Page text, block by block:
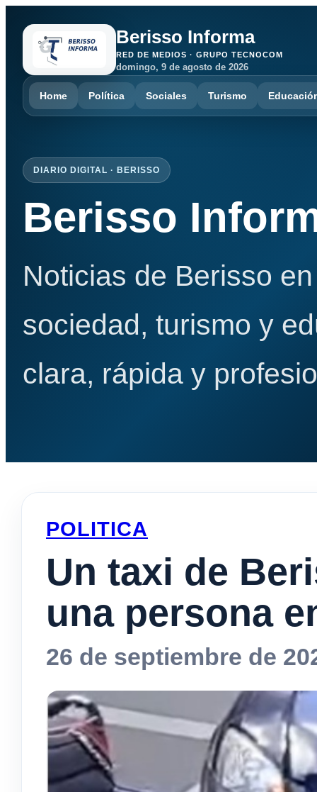
Berisso Informa
RED DE MEDIOS · GRUPO TECNOCOM
domingo, 9 de agosto de 2026
Home Política Sociales Turismo
DIARIO DIGITAL · BERISSO
Berisso
Noticias de Berisso
sociedad, turismo y
clara, rápida y
POLITICA
Un taxi de
una persona
26 de septiembre de